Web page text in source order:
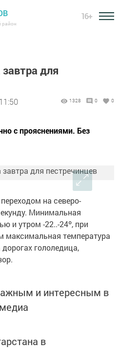
район
16+
для
1328 0 0
с прояснениями. Без
на северо-
Минимальная
и утром -22..-24º, при
максимальная температура
гололедица,
и интересным в
в